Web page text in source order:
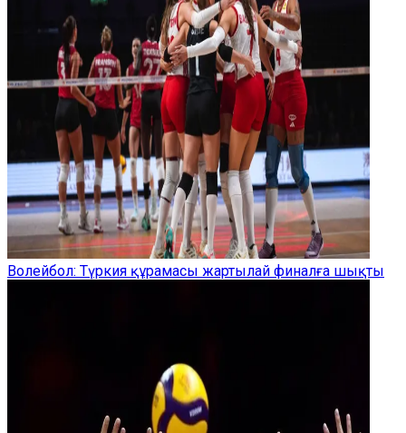
Волейбол: Түркия құрамасы жартылай финалға шықты